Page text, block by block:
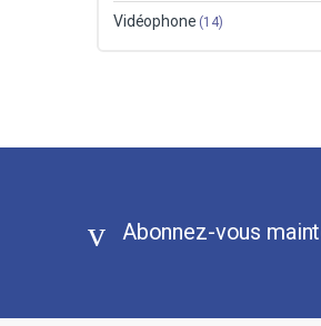
Vidéophone (14)
Abonnez-vous